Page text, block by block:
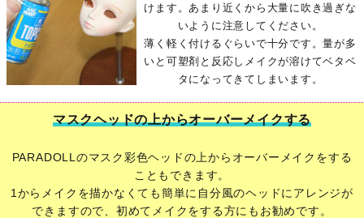
けます。あまり近くから大量に吹き過ぎな
いように注意してください。
薄く軽く付けるぐらいで十分です。量が多
いと可塑剤と反応しメイクが溶けてベタベ
タになってきてしまいます。
マスクヘッドの上からオーバーメイクする
PARADOLLのマスク彩色ヘッドの上からオーバーメイクをする
こともできます。
1からメイクを描かなくても簡単に自分風のヘッドにアレンジが
できますので、初めてメイクをする方にもお勧めです。